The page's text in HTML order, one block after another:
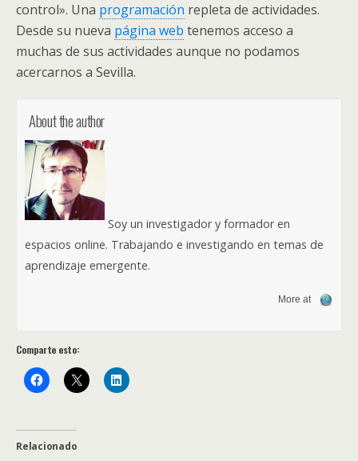
control». Una programación repleta de actividades.
Desde su nueva página web tenemos acceso a
muchas de sus actividades aunque no podamos
acercarnos a Sevilla.
About the author
Soy un investigador y formador en
espacios online. Trabajando e investigando en temas de
aprendizaje emergente.
More at
Comparte esto:
Relacionado